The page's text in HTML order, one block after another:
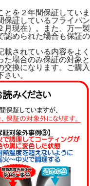
とを２年間保証していま
保証しているフライパン
月現在）。また、万一製
認められた場合も保証の
されている内容をよく
た場合のみ保証の対象と
交換になります。ご購入
い。